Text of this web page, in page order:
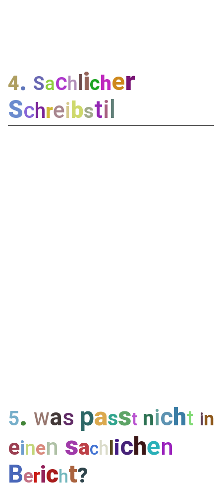
4. Sach icher
Schrei bsti
5. Was passt nicht in
einen sach ichen
Bericht?